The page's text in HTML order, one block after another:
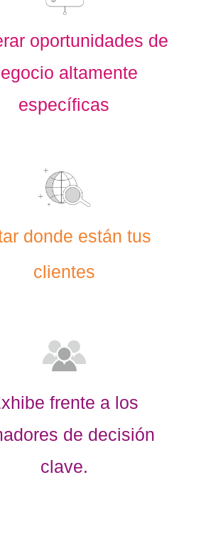
oportunidades de
altamente
específicas
donde están tus
clientes
frente a los
de decisión
clave.